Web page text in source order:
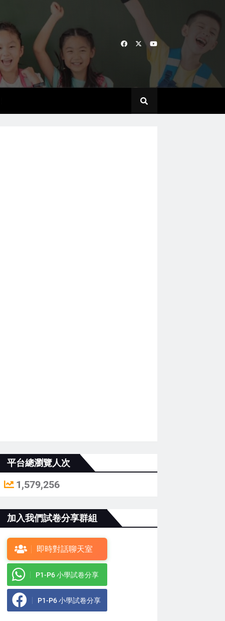
平台總瀏覽人次
1,579,256
加入我們試卷分享群組
即時對話聊天室
P1-P6 小學試卷分享
P1-P6 小學試卷分享